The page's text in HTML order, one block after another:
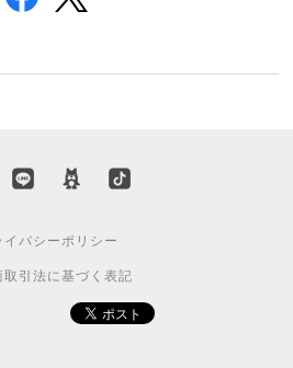
イバシーポリシー
取引法に基づく表記